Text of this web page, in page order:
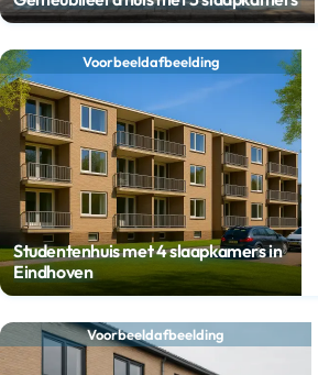
Voorbeeldafbeelding
Studentenhuis met 4 slaapkamers in
Eindhoven
Voorbeeldafbeelding